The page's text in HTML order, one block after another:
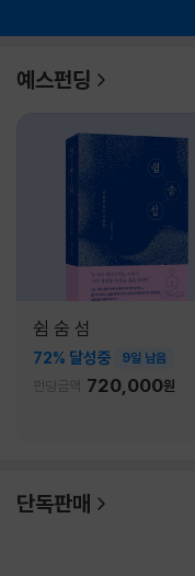
예스펀딩
쉼 숨 섬
72% 달성중 9일 남음
펀딩금액 720,000원
단독판매